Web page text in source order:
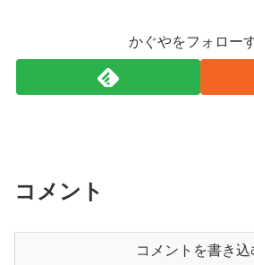
かぐやをフォロー
コメント
コメントを書き込